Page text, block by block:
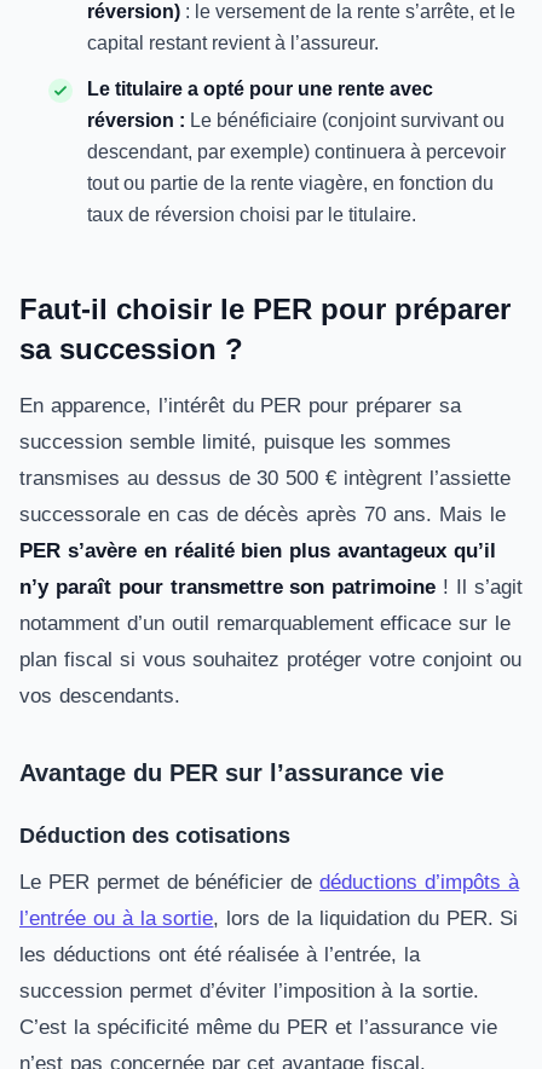
réversion) : le versement de la rente s’arrête, et le
capital restant revient à l’assureur.
Le titulaire a opté pour une rente avec
réversion : Le bénéficiaire (conjoint survivant ou
descendant, par exemple) continuera à percevoir
tout ou partie de la rente viagère, en fonction du
taux de réversion choisi par le titulaire.
Faut-il choisir le PER pour préparer
sa succession ?
En apparence, l’intérêt du PER pour préparer sa
succession semble limité, puisque les sommes
transmises au dessus de 30 500 € intègrent l’assiette
successorale en cas de décès après 70 ans. Mais le
PER s’avère en réalité bien plus avantageux qu’il
n’y paraît pour transmettre son patrimoine ! Il s’agit
notamment d’un outil remarquablement efficace sur le
plan fiscal si vous souhaitez protéger votre conjoint ou
vos descendants.
Avantage du PER sur l’assurance vie
Déduction des cotisations
Le PER permet de bénéficier dedéductions d’impôts à
l’entrée ou à la sortie, lors de la liquidation du PER. Si
les déductions ont été réalisée à l’entrée, la
succession permet d’éviter l’imposition à la sortie.
C’est la spécificité même du PER et l’assurance vie
n’est pas concernée par cet avantage fiscal.